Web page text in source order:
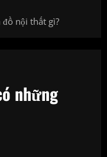
nội thất gì?
những